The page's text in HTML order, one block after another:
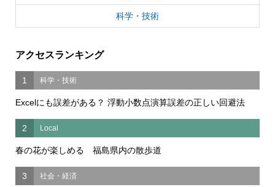
科学・技術
アクセスランキング
1 科学・技術
Excelにも誤差がある？ 浮動小数点演算誤差の正しい回避法
2 Local
春の花が楽しめる 福島県内の散歩道
3 社会・経済